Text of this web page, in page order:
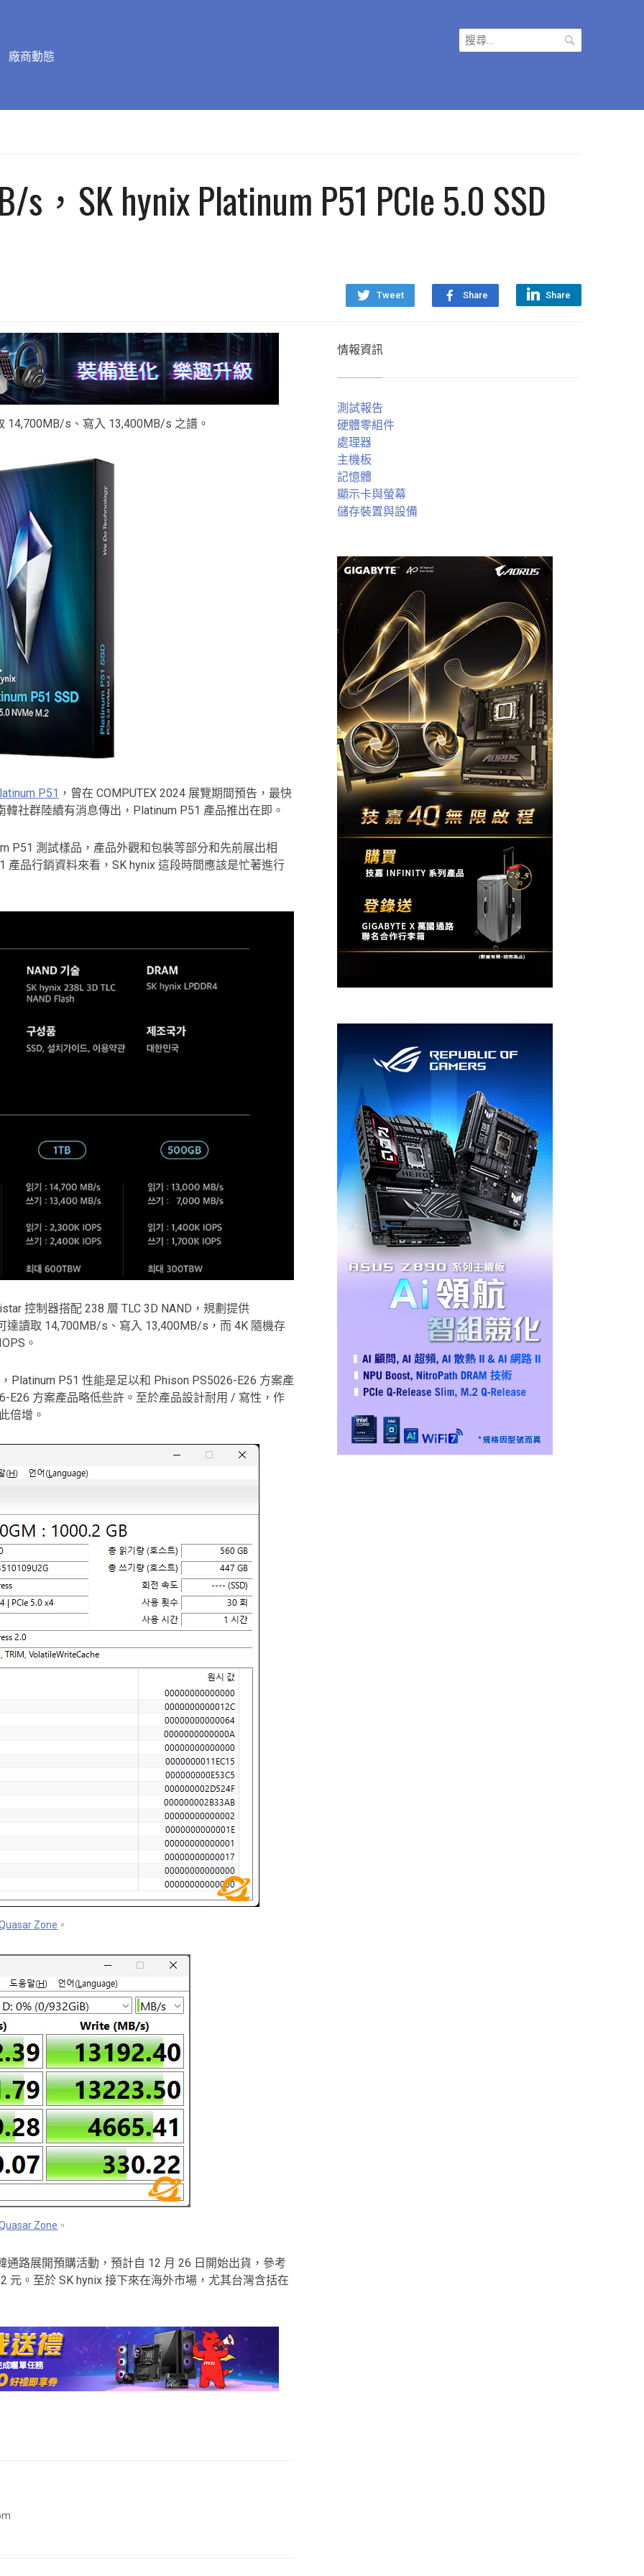
廠商動態
搜
尋
，SK hynix Platinum P51 PCIe 5.0 SSD
Tweet Share Share
14,700MB/s、寫入 13,400MB/s 之譜。
P51 ，曾在 COMPUTEX 2024 展覽期間預告，最快
社群陸續有消息傳出，Platinum P51 產品推出在即。
P51 測試樣品，產品外觀和包裝等部分和先前展出相
產品行銷資料來看，SK hynix 這段時間應該是忙著進行
控制器搭配 238 層 TLC 3D NAND，規劃提供
達讀取 14,700MB/s、寫入 13,400MB/s，而 4K 隨機存
。
Platinum P51 性能是足以和 Phison PS5026-E26 方案產
E26 方案產品略低些許。至於產品設計耐用 / 寫性，作
倍增。
Zone 。
Zone 。
通路展開預購活動，預計自 12 月 26 日開始出貨，參考
元。至於 SK hynix 接下來在海外市場，尤其台灣含括在
情報資訊
測試報告
硬體零組件
處理器
主機板
記憶體
顯示卡與螢幕
儲存裝置與設備